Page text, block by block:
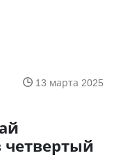
13 марта 2025
четвертый